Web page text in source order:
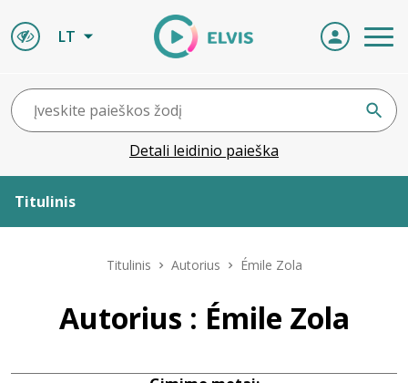
LT
Detali leidinio paieška
Titulinis
Leidiniai
Titulinis Autorius Émile Zola
Autorius : Émile Zola